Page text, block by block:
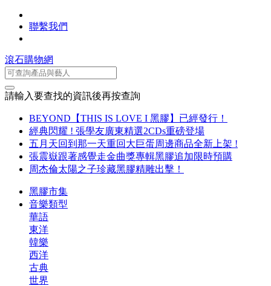
聯繫我們
滾石購物網
請輸入要查找的資訊後再按查詢
BEYOND【THIS IS LOVE I 黑膠】已經發行！
經典閃耀 ! 張學友廣東精選2CDs重磅登場
五月天回到那一天重回大巨蛋周邊商品全新上架 !
張震嶽跟著感覺走金曲獎專輯黑膠追加限時預購
周杰倫太陽之子珍藏黑膠精雕出擊！
黑膠市集
音樂類型
華語
東洋
韓樂
西洋
古典
世界